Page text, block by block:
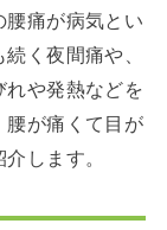
腰痛が病気とい
く夜間痛や、
れや発熱などを
腰が痛くて目が
します。